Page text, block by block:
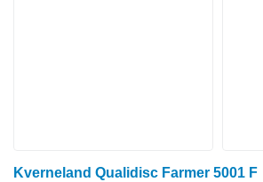
Kverneland Qualidisc Farmer 5001 F